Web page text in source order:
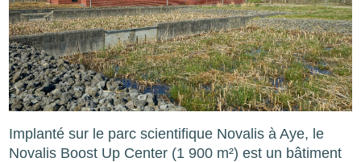
Implanté sur le parc scientifique Novalis à Aye, le
Novalis Boost Up Center (1 900 m²) est un bâtiment